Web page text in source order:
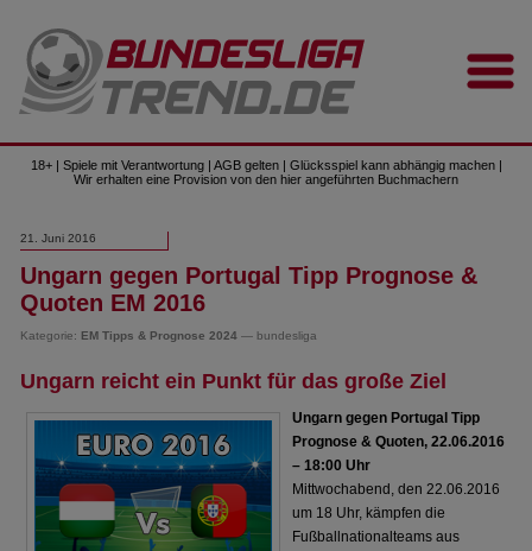
18+ | Spiele mit Verantwortung | AGB gelten | Glücksspiel kann abhängig machen |
Wir erhalten eine Provision von den hier angeführten Buchmachern
21. Juni 2016
Ungarn gegen Portugal Tipp Prognose &
Quoten EM 2016
Kategorie: EM Tipps & Prognose 2024 — bundesliga
Ungarn reicht ein Punkt für das große Ziel
Ungarn gegen Portugal Tipp
Prognose & Quoten, 22.06.2016
– 18:00 Uhr
Mittwochabend, den 22.06.2016
um 18 Uhr, kämpfen die
Fußballnationalteams aus